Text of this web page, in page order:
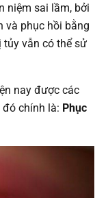
niệm sai lầm, bởi
và phục hồi bằng
tủy vẫn có thể sử
nay được các
chính là: Phục